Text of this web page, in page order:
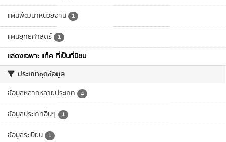
แผนพัฒนาหน่วยงาน 1
แผนยุทธศาสตร์ 1
แสดงเฉพาะ แท็ค ที่เป็นที่นิยม
ประเภทชุดข้อมูล
ข้อมูลหลากหลายประเภท 4
ข้อมูลประเภทอื่นๆ 1
ข้อมูลระเบียน 1